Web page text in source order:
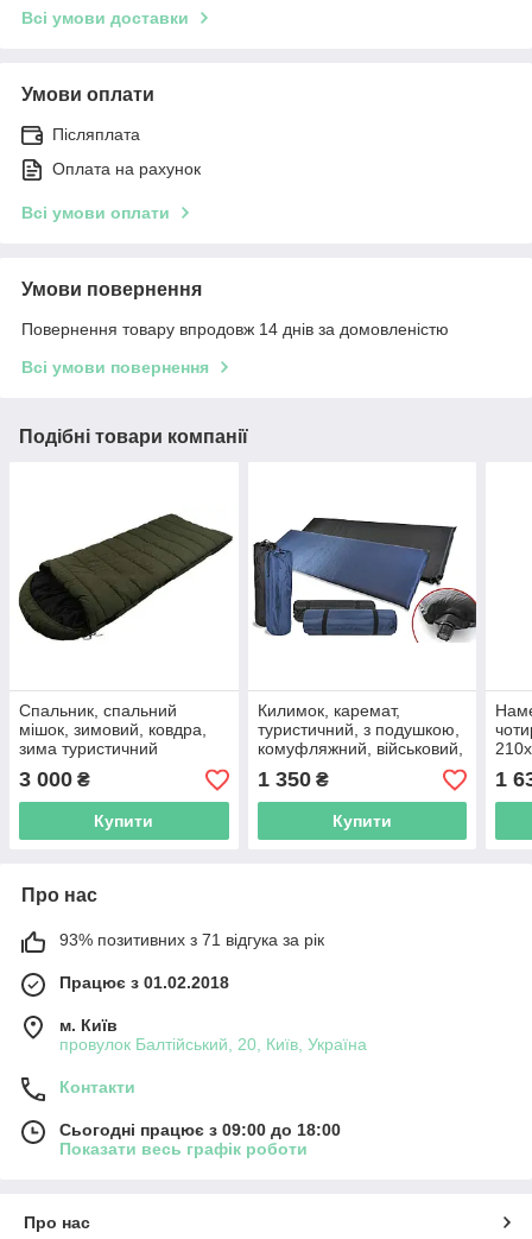
Всі умови доставки
Умови оплати
Післяплата
Оплата на рахунок
Всі умови оплати
Умови повернення
Повернення товару впродовж 14 днів за домовленістю
Всі умови повернення
Подібні товари компанії
Спальник, спальний
мішок, зимовий, ковдра,
зима туристичний
рибальський до -30°
3 000 ₴
Купити
Килимок, каремат,
туристичний, з подушкою,
комуфляжний, військовий,
рибальський,
самонадувний, 180х60см
1 350₴
Купити
1
Про нас
93% позитивних з 71 відгука за рік
Працює з 01.02.2018
м. Київ
провулок Балтійський, 20, Київ, Україна
Контакти
Сьогодні працює з 09:00 до 18:00
Показати весь графік роботи
Про нас